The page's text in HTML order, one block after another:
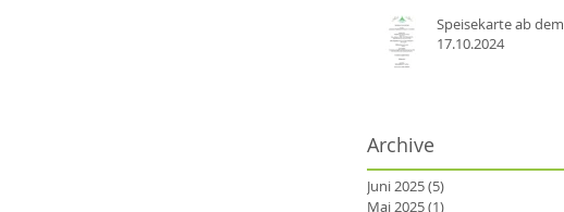
Speisekarte ab dem
17.10.2024
Archive
Juni 2025(5)
Mai 2025(1)